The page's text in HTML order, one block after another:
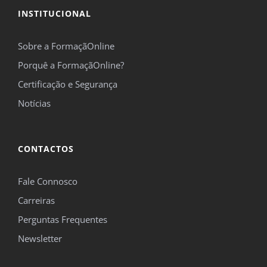
INSTITUCIONAL
Sobre a FormaçãOnline
Porquê a FormaçãOnline?
Certificação e Segurança
Notícias
CONTACTOS
Fale Connosco
Carreiras
Perguntas Frequentes
Newsletter